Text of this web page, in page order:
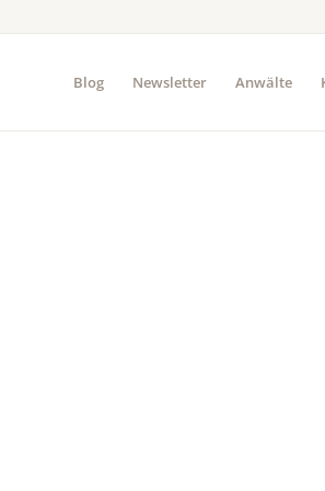
Blog Newsletter Anwälte